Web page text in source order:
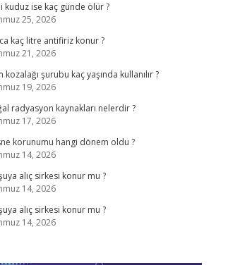
kuduz ise kaç günde ölür ?
25, 2026
kaç litre antifiriz konur ?
21, 2026
kozalağı şurubu kaç yaşında kullanılır ?
19, 2026
radyasyon kaynakları nelerdir ?
17, 2026
korunumu hangi dönem oldu ?
14, 2026
alıç sirkesi konur mu ?
14, 2026
alıç sirkesi konur mu ?
14, 2026